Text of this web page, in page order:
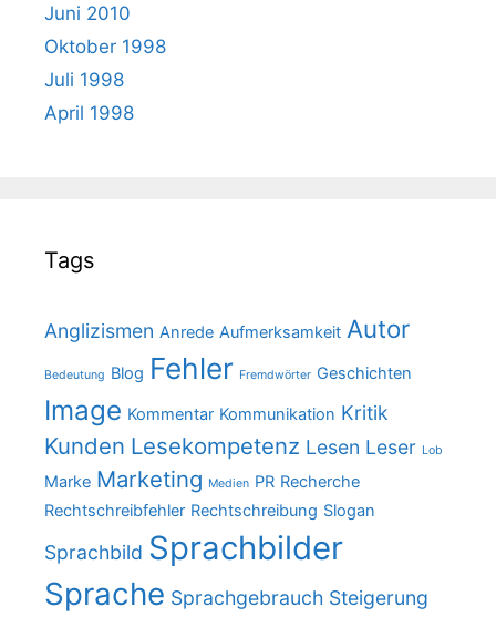
Juni 2010
Oktober 1998
Juli 1998
April 1998
Tags
Anglizismen Anrede Aufmerksamkeit Autor
Bedeutung Blog Fehler Fremdwörter Geschichten
Image Kommentar Kommunikation Kritik
Kunden Lesekompetenz Lesen Leser Lob
Marke Marketing Medien PR Recherche
Rechtschreibfehler Rechtschreibung Slogan
Sprachbild Sprachbilder
Sprache Sprachgebrauch Steigerung